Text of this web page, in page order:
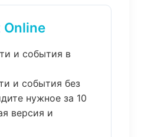
Online
и события в
и события без
нужное за 10
версия и